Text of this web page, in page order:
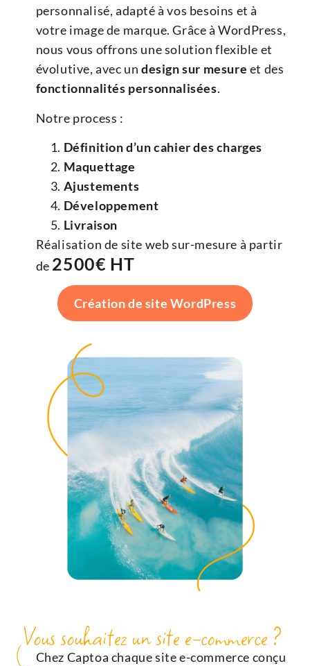
personnalisé, adapté à vos besoins et à
votre image de marque. Grâce à WordPress,
nous vous offrons une solution flexible et
évolutive, avec un design sur mesure et des
fonctionnalités personnalisées.
Notre process :
Définition d’un cahier des charges
Maquettage
Ajustements
Développement
Livraison
Réalisation de site web sur-mesure à partir
de 2500€ HT
Création de site WordPress
Vous souhaitez un site e-commerce ?
Chez Captoa chaque site e-commerce conçu